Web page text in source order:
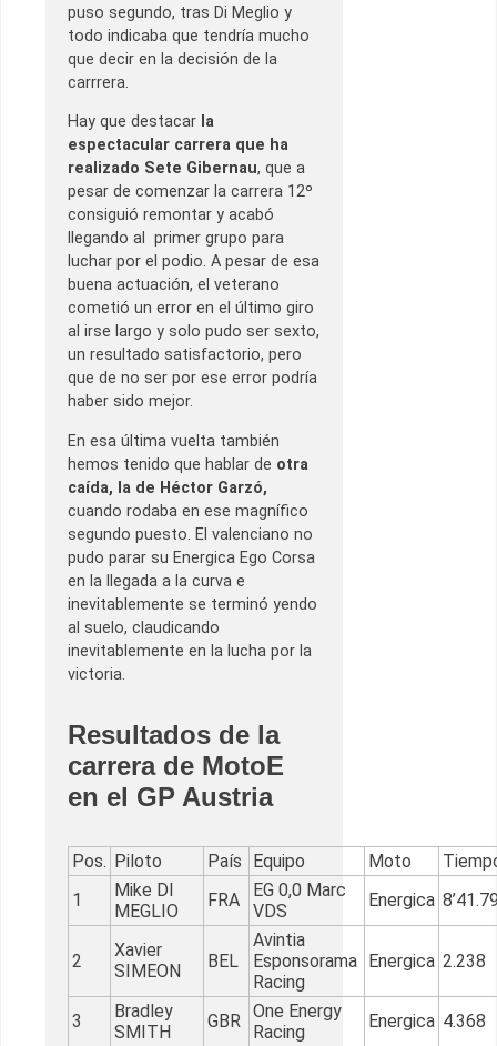
puso segundo, tras Di Meglio y
todo indicaba que tendría mucho
que decir en la decisión de la
carrrera.
Hay que destacar la
espectacular carrera que ha
realizado Sete Gibernau, que a
pesar de comenzar la carrera 12º
consiguió remontar y acabó
llegando al primer grupo para
luchar por el podio. A pesar de esa
buena actuación, el veterano
cometió un error en el último giro
al irse largo y solo pudo ser sexto,
un resultado satisfactorio, pero
que de no ser por ese error podría
haber sido mejor.
En esa última vuelta también
hemos tenido que hablar de otra
caída, la de Héctor Garzó,
cuando rodaba en ese magnífico
segundo puesto. El valenciano no
pudo parar su Energica Ego Corsa
en la llegada a la curva e
inevitablemente se terminó yendo
al suelo, claudicando
inevitablemente en la lucha por la
victoria.
Resultados de la
carrera de MotoE
en el GP Austria
Pos. Piloto País Equipo Moto
1
Mike DI
MEGLIO
FRA
EG 0,0 Marc
VDS
Energica
2
Xavier
SIMEON
BEL
Avintia
Esponsorama
Racing
Energica 2.238
3
Bradley
SMITH
GBR
One Energy
Racing
Energica 4.368